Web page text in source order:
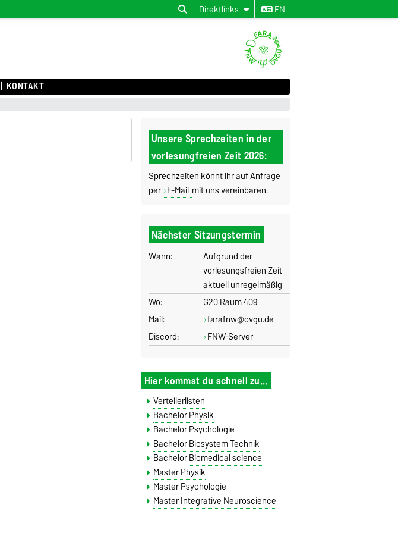
Direktlinks EN
KONTAKT
Unsere Sprechzeiten in der
vorlesungfreien Zeit 2026:
Sprechzeiten könnt ihr auf Anfrage
per E-Mail mit uns vereinbaren.
Nächster Sitzungstermin
Wann:
Aufgrund der
vorlesungsfreien Zeit
aktuell unregelmäßig
Wo:
G20 Raum 409
Mail:
farafnw@ovgu.de
Discord:
FNW-Server
Hier kommst du schnell zu...
Verteilerlisten
Bachelor Physik
Bachelor Psychologie
Bachelor Biosystem Technik
BachelorBiomedical science
Master Physik
Master Psychologie
Master Integrative Neuroscience